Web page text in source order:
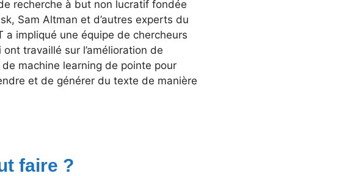
recherche à but non lucratif fondée
Sam Altman et d’autres experts du
a impliqué une équipe de chercheurs
travaillé sur l’amélioration de
machine learning de pointe pour
et de générer du texte de manière
faire ?